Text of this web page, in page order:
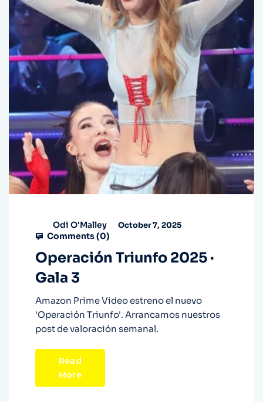
Odi O'Malley October 7, 2025
Comments (0)
Operación Triunfo 2025 ·
Gala 3
Amazon Prime Video estreno el nuevo
'Operación Triunfo'. Arrancamos nuestros
post de valoración semanal.
Read
More